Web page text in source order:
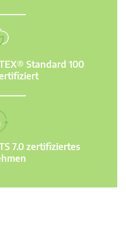
Standard 100
7.0 zertifiziertes